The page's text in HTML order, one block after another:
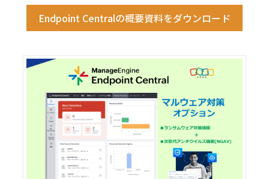
Endpoint Centralの概要資料をダウンロード